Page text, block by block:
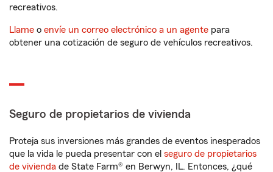
recreativos.
Llame o envíe un correo electrónico a un agente para
obtener una cotización de seguro de vehículos recreativos.
Seguro de propietarios de vivienda
Proteja sus inversiones más grandes de eventos inesperados
que la vida le pueda presentar con el seguro de propietarios
de vivienda de State Farm® en Berwyn, IL. Entonces, ¿qué